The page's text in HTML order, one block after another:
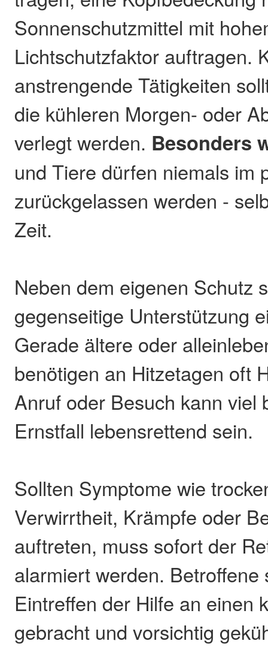
Sonnenschutzmittel mit
Lichtschutzfaktor auftragen.
anstrengende Tätigkeiten
die kühleren Morgen- oder
verlegt werden. Besonders
und Tiere dürfen niemals im
zurückgelassen werden -
Zeit.
Neben dem eigenen Schutz
gegenseitige Unterstützung
Gerade ältere oder
benötigen an Hitzetagen oft
Anruf oder Besuch kann viel
Ernstfall lebensrettend sein.
Sollten Symptome wie
Verwirrtheit, Krämpfe oder
auftreten, muss sofort der
alarmiert werden. Betroffene
Eintreffen der Hilfe an einen
gebracht und vorsichtig